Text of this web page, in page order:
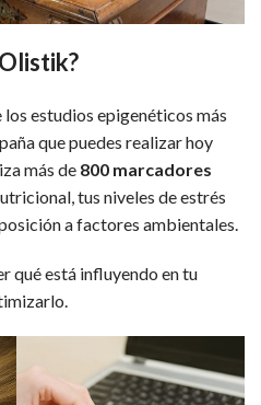
los estudios epigenéticos más
que puedes realizar hoy
más de 800 marcadores
tus niveles de estrés
a factores ambientales.
qué está influyendo en tu